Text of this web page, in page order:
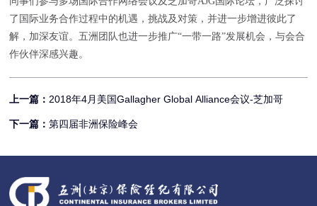
了国际业务合作过程中的机遇，挑战及对策，并进一步增进彼此了
解，加深友谊。五洲团队也进一步推广“一带一路”发展机会，与会合
作伙伴深感兴趣。
上一篇：2018年4月美国Gallagher Global Alliance会议-芝加哥
下一篇：第四届非洲保险峰会